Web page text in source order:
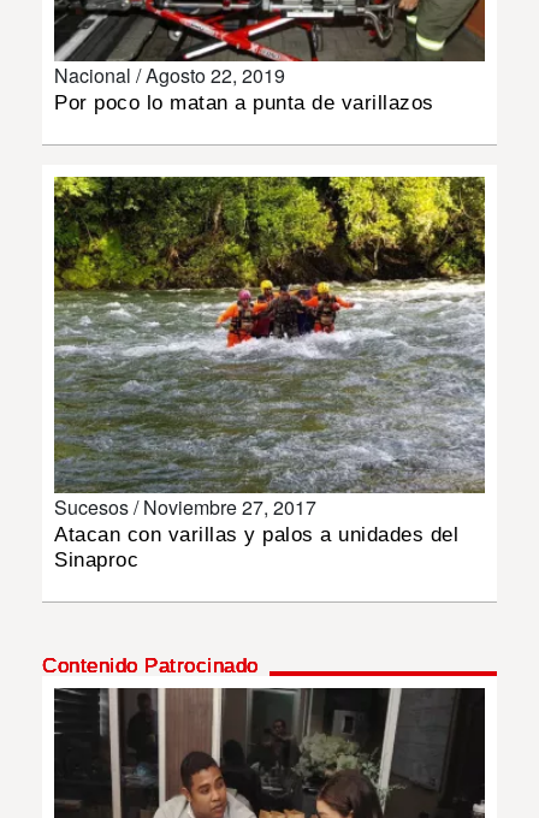
SHOW
DEPORTES
MUNDO
INSÓLITAS
MULTIMEDIA
IMPRESO
Nacional /Agosto 22, 2019
Por poco lo matan a punta de varillazos
Sucesos /Noviembre 27, 2017
Atacan con varillas y palos a unidades del
Sinaproc
Contenido Patrocinado